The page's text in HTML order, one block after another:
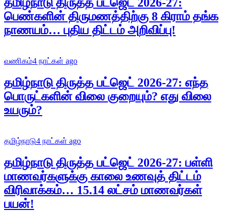
தமிழ்நாடு திருத்த பட்ஜெட் 2026-27:
பெண்களின் திருமணத்திற்கு 8 கிராம் தங்க
நாணயம்… புதிய திட்டம் அறிவிப்பு!
வணிகம்4 நாட்கள் ago
தமிழ்நாடு திருத்த பட்ஜெட் 2026-27: எந்த
பொருட்களின் விலை குறையும்? எது விலை
உயரும்?
தமிழ்நாடு4 நாட்கள் ago
தமிழ்நாடு திருத்த பட்ஜெட் 2026-27: பள்ளி
மாணவர்களுக்கு காலை உணவுத் திட்டம்
விரிவாக்கம்… 15.14 லட்சம் மாணவர்கள்
பயன்!